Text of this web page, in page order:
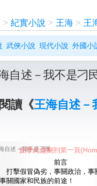
> 紀實小說 > 王海> 王
武俠小說 現代小說 外國小
海自述－我不是
讀《王海自述－
自述－我不是刁民
言
擊假冒偽劣，事關政治，事
事關國家和民族的前途！
點擊此處翻到第一頁